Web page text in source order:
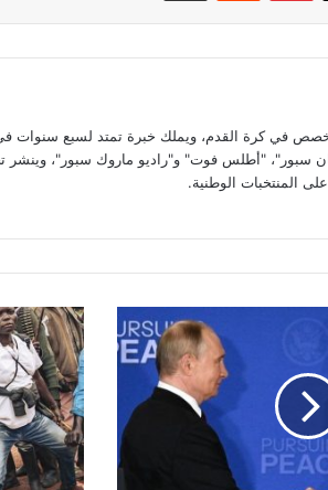
في كرة القدم، ويملك خبرة تمتد لسبع سنوات في
سبور"، "أطلس فوت" و"راديو ماروك سبور"، وينشر
المنتخبات الوطنية.
هجوم
دموي
لـ"داعش"
يخلّف
52
قتيلاً
في
الكونغو